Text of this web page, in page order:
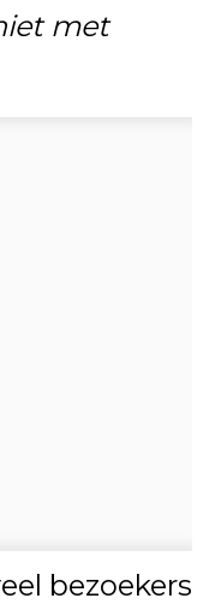
met
bezoekers